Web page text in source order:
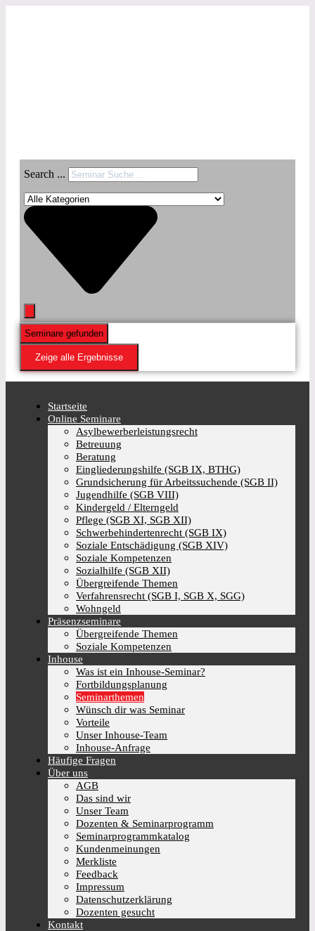
Search ...
Seminare gefunden
Zeige alle Ergebnisse
Startseite
Online Seminare
Asylbewerberleistungsrecht
Betreuung
Beratung
Eingliederungshilfe (SGB IX, BTHG)
Grundsicherung für Arbeitssuchende (SGB II)
Jugendhilfe (SGB VIII)
Kindergeld / Elterngeld
Pflege (SGB XI, SGB XII)
Schwerbehindertenrecht (SGB IX)
Soziale Entschädigung (SGB XIV)
Soziale Kompetenzen
Sozialhilfe (SGB XII)
Übergreifende Themen
Verfahrensrecht (SGB I, SGB X, SGG)
Wohngeld
Präsenzseminare
Übergreifende Themen
Soziale Kompetenzen
Inhouse
Was ist ein Inhouse-Seminar?
Fortbildungsplanung
Seminarthemen
Wünsch dir was Seminar
Vorteile
Unser Inhouse-Team
Inhouse-Anfrage
Häufige Fragen
Über uns
AGB
Das sind wir
Unser Team
Dozenten & Seminarprogramm
Seminarprogrammkatalog
Kundenmeinungen
Merkliste
Feedback
Impressum
Datenschutzerklärung
Dozenten gesucht
Kontakt